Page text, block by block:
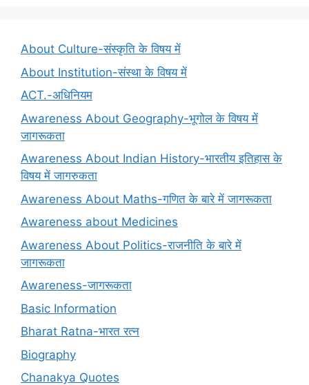
About Culture-संस्कृति के विषय में
About Institution-संस्था के विषय में
ACT.-अधिनियम
Awareness About Geography-भूगोल के विषय में
जागरूकता
Awareness About Indian History-भारतीय इतिहास के
विषय में जागरुकता
Awareness About Maths-गणित के बारे में जागरूकता
Awareness about Medicines
Awareness About Politics-राजनीति के बारे में
जागरूकता
Awareness-जागरूकता
Basic Information
Bharat Ratna-भारत रत्न
Biography
Chanakya Quotes